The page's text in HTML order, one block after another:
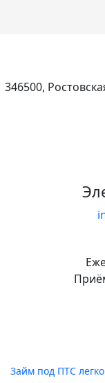
346500,
Займ под ПТС